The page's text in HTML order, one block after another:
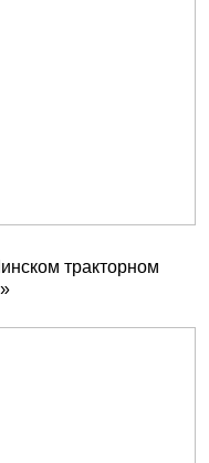
тракторном